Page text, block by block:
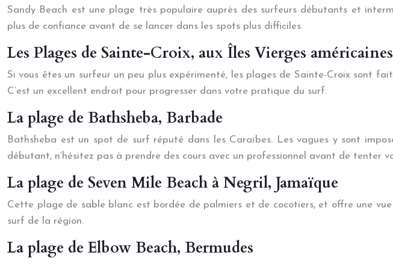
Sandy Beach est une plage très populaire auprès des surfeurs débutants et
plus de confiance avant de se lancer dans les spots plus difficiles.
Les Plages de Sainte-Croix, aux Îles Vierges américaines
Si vous êtes un surfeur un peu plus expérimenté, les plages de Sainte-Croix sont
C’est un excellent endroit pour progresser dans votre pratique du surf.
La plage de Bathsheba, Barbade
Bathsheba est un spot de surf réputé dans les Caraïbes. Les vagues y sont
débutant, n’hésitez pas à prendre des cours avec un professionnel avant de tenter
La plage de Seven Mile Beach à Negril, Jamaïque
Cette plage de sable blanc est bordée de palmiers et de cocotiers, et offre une
surf de la région.
La plage de Elbow Beach, Bermudes